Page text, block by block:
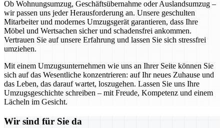
Ob Wohnungsumzug, Geschäftsübernahme oder Auslandsumzug –
wir passen uns jeder Herausforderung an. Unsere geschulten
Mitarbeiter und modernes Umzugsgerät garantieren, dass Ihre
Möbel und Wertsachen sicher und schadensfrei ankommen.
Vertrauen Sie auf unsere Erfahrung und lassen Sie sich stressfrei
umziehen.
Mit einem Umzugsunternehmen wie uns an Ihrer Seite können Sie
sich auf das Wesentliche konzentrieren: auf Ihr neues Zuhause und
das Leben, das darauf wartet, loszugehen. Lassen Sie uns Ihre
Umzugsgeschichte schreiben – mit Freude, Kompetenz und einem
Lächeln im Gesicht.
Wir sind für Sie da